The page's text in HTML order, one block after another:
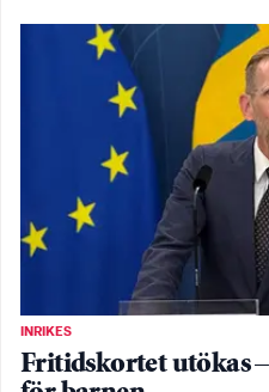
INRIKES
Fritidskortet utökas